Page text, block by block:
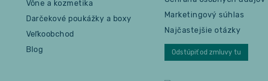
Vône a kozmetika
Darčekové poukážky a boxy
Veľkoobchod
Blog
Marketingový súhlas
Najčastejšie otázky
Odstúpiť od zmluvy tu